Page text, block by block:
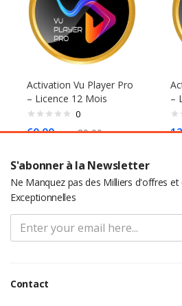
Lost
Activation Vu Player Pro
– Licence 12 Mois
0
د.م.60,00 د.م.80,00
–
S'abonner à la Newsletter
Ne Manquez pas des Milliers d'offres
Exceptionnelles
Contact